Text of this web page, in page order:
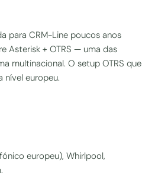
para CRM-Line poucos anos
Asterisk + OTRS — uma das
multinacional. O setup OTRS que
nível europeu.
europeu), Whirlpool,